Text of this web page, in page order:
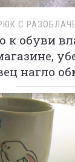
С
к обуви
нагло